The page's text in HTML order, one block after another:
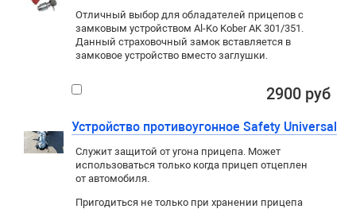
Отличный выбор для обладателей прицепов с
замковым устройством Al-Ko Kober AK 301/351.
Данный страховочный замок вставляется в
замковое устройство вместо заглушки.
2900 руб
Устройство противоугонное Safety Universal
Служит защитой от угона прицепа. Может
использоваться только когда прицеп отцеплен
от автомобиля.
Пригодиться не только при хранении прицепа